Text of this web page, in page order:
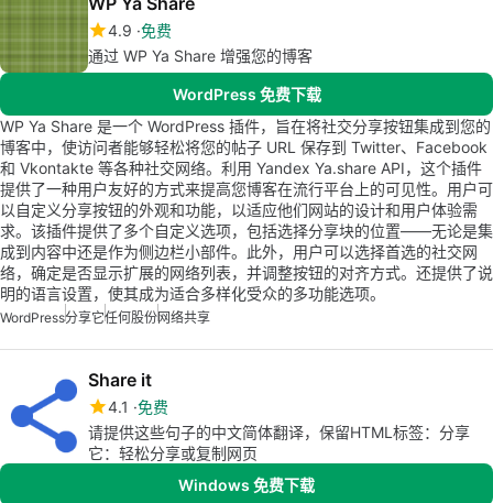
4.9 免费
通过 WP Ya Share 增强您的博客
WordPress 免费下载
WP Ya Share 是一个 WordPress 插件，旨在将社交分享按钮集成到您的
博客中，使访问者能够轻松将您的帖子 URL 保存到 Twitter、Facebook
和 Vkontakte 等各种社交网络。利用 Yandex Ya.share API，这个插件
提供了一种用户友好的方式来提高您博客在流行平台上的可见性。用户可
以自定义分享按钮的外观和功能，以适应他们网站的设计和用户体验需
求。该插件提供了多个自定义选项，包括选择分享块的位置——无论是集
成到内容中还是作为侧边栏小部件。此外，用户可以选择首选的社交网
络，确定是否显示扩展的网络列表，并调整按钮的对齐方式。还提供了说
明的语言设置，使其成为适合多样化受众的多功能选项。
WordPress分享它任何股份网络共享
Share it
4.1 免费
请提供这些句子的中文简体翻译，保留HTML标签：分享
它：轻松分享或复制网页
Windows 免费下载